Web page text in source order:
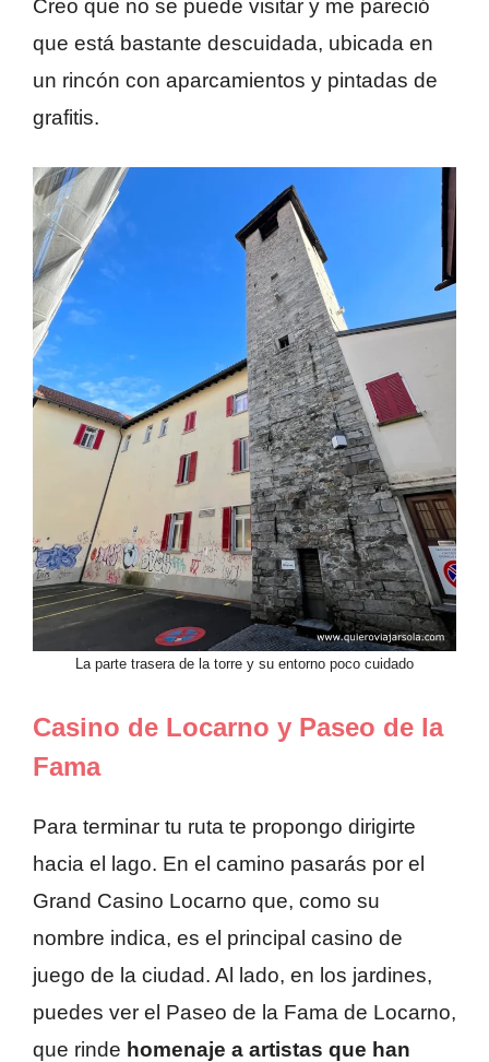
Creo que no se puede visitar y me pareció
que está bastante descuidada, ubicada en
un rincón con aparcamientos y pintadas de
grafitis.
La parte trasera de la torre y su entorno poco cuidado
Casino de Locarno y Paseo de la
Fama
Para terminar tu ruta te propongo dirigirte
hacia el lago. En el camino pasarás por el
Grand Casino Locarno que, como su
nombre indica, es el principal casino de
juego de la ciudad. Al lado, en los jardines,
puedes ver el Paseo de la Fama de Locarno,
que rinde homenaje a artistas que han